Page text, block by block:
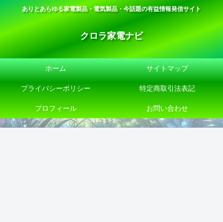
ありとあらゆる家電製品・電気製品・今話題の有益情報発信サイト
クロラ家電ナビ
ホーム サイトマップ
プライバシーポリシー 特定商取引法表記
プロフィール お問い合わせ